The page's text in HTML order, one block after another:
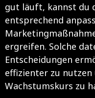
gut läuft, kannst du
entsprechend
ergreifen. Solche
Entscheidungen
effizienter zu
Wachstumskurs zu